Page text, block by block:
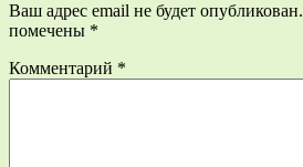
Ваш адрес email не будет опубликован.
помечены *
Комментарий *